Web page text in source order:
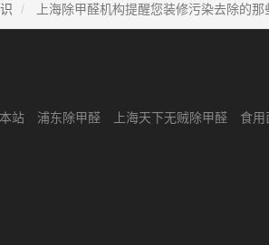
上海除甲醛机构提醒您装修污染去除的那
站 浦东除甲醛 上海天下无贼除甲醛 食用